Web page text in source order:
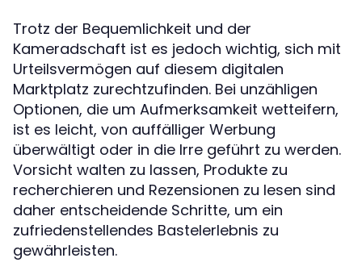
Trotz der Bequemlichkeit und der
Kameradschaft ist es jedoch wichtig, sich mit
Urteilsvermögen auf diesem digitalen
Marktplatz zurechtzufinden. Bei unzähligen
Optionen, die um Aufmerksamkeit wetteifern,
ist es leicht, von auffälliger Werbung
überwältigt oder in die Irre geführt zu werden.
Vorsicht walten zu lassen, Produkte zu
recherchieren und Rezensionen zu lesen sind
daher entscheidende Schritte, um ein
zufriedenstellendes Bastelerlebnis zu
gewährleisten.